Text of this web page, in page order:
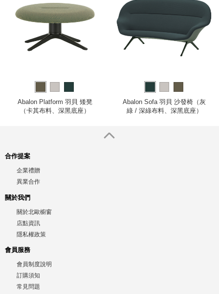
Abalon Platform 羽貝 矮凳
（卡其布料、深黑底座）
Abalon Sofa 羽貝 沙發椅（灰
綠 / 深綠布料、深黑底座）
合作提案
企業禮贈
異業合作
關於我們
關於北歐櫥窗
店點資訊
隱私權政策
會員服務
會員制度說明
訂購須知
常見問題